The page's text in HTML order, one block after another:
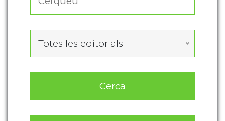
Totes les editorials
Cerca